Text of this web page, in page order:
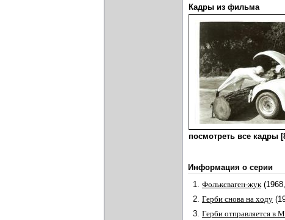
Кадры из фильма
посмотреть все кадры
Информация о серии
1. Фольксваген-жук
2. Герби снова на ходу
3. Герби отправляется в